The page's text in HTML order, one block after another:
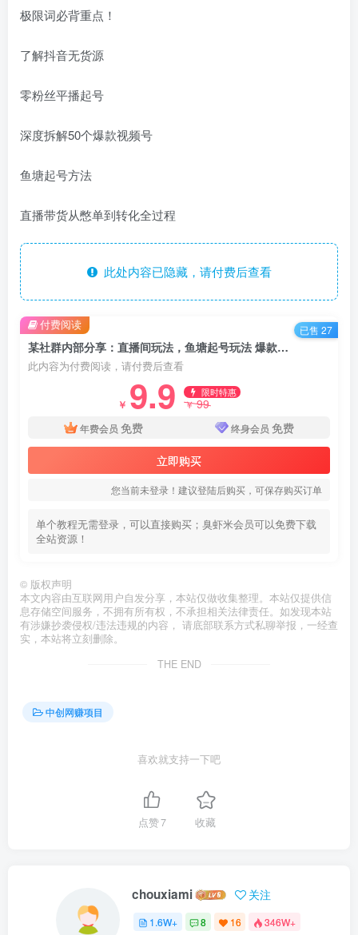
极限词必背重点！
了解抖音无货源
零粉丝平播起号
深度拆解50个爆款视频号
鱼塘起号方法
直播带货从憋单到转化全过程
此处内容已隐藏，请付费后查看
某社群内部分享：直播间玩法，鱼塘起号玩法 爆款打造 小店月销百万玩法公布
此内容为付费阅读，请付费后查看
￥ 9.9 限时特惠
￥99
年费会员 免费 终身会员 免费
立即购买
您当前未登录！建议登陆后购买，可保存购买订单
单个教程无需登录，可以直接购买；臭虾米会员可以免费下载
全站资源！
付费阅读 已售 27
© 版权声明
本文内容由互联网用户自发分享，本站仅做收集整理。本站仅提供信
息存储空间服务，不拥有所有权，不承担相关法律责任。如发现本站
有涉嫌抄袭侵权/违法违规的内容， 请底部联系方式私聊举报，一经查
实，本站将立刻删除。
THE END
中创网赚项目
喜欢就支持一下吧
点赞7 收藏
chouxiami 关注
1.6W+ 8 16 346W+